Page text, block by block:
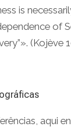
is
of
(Kojève
aqui